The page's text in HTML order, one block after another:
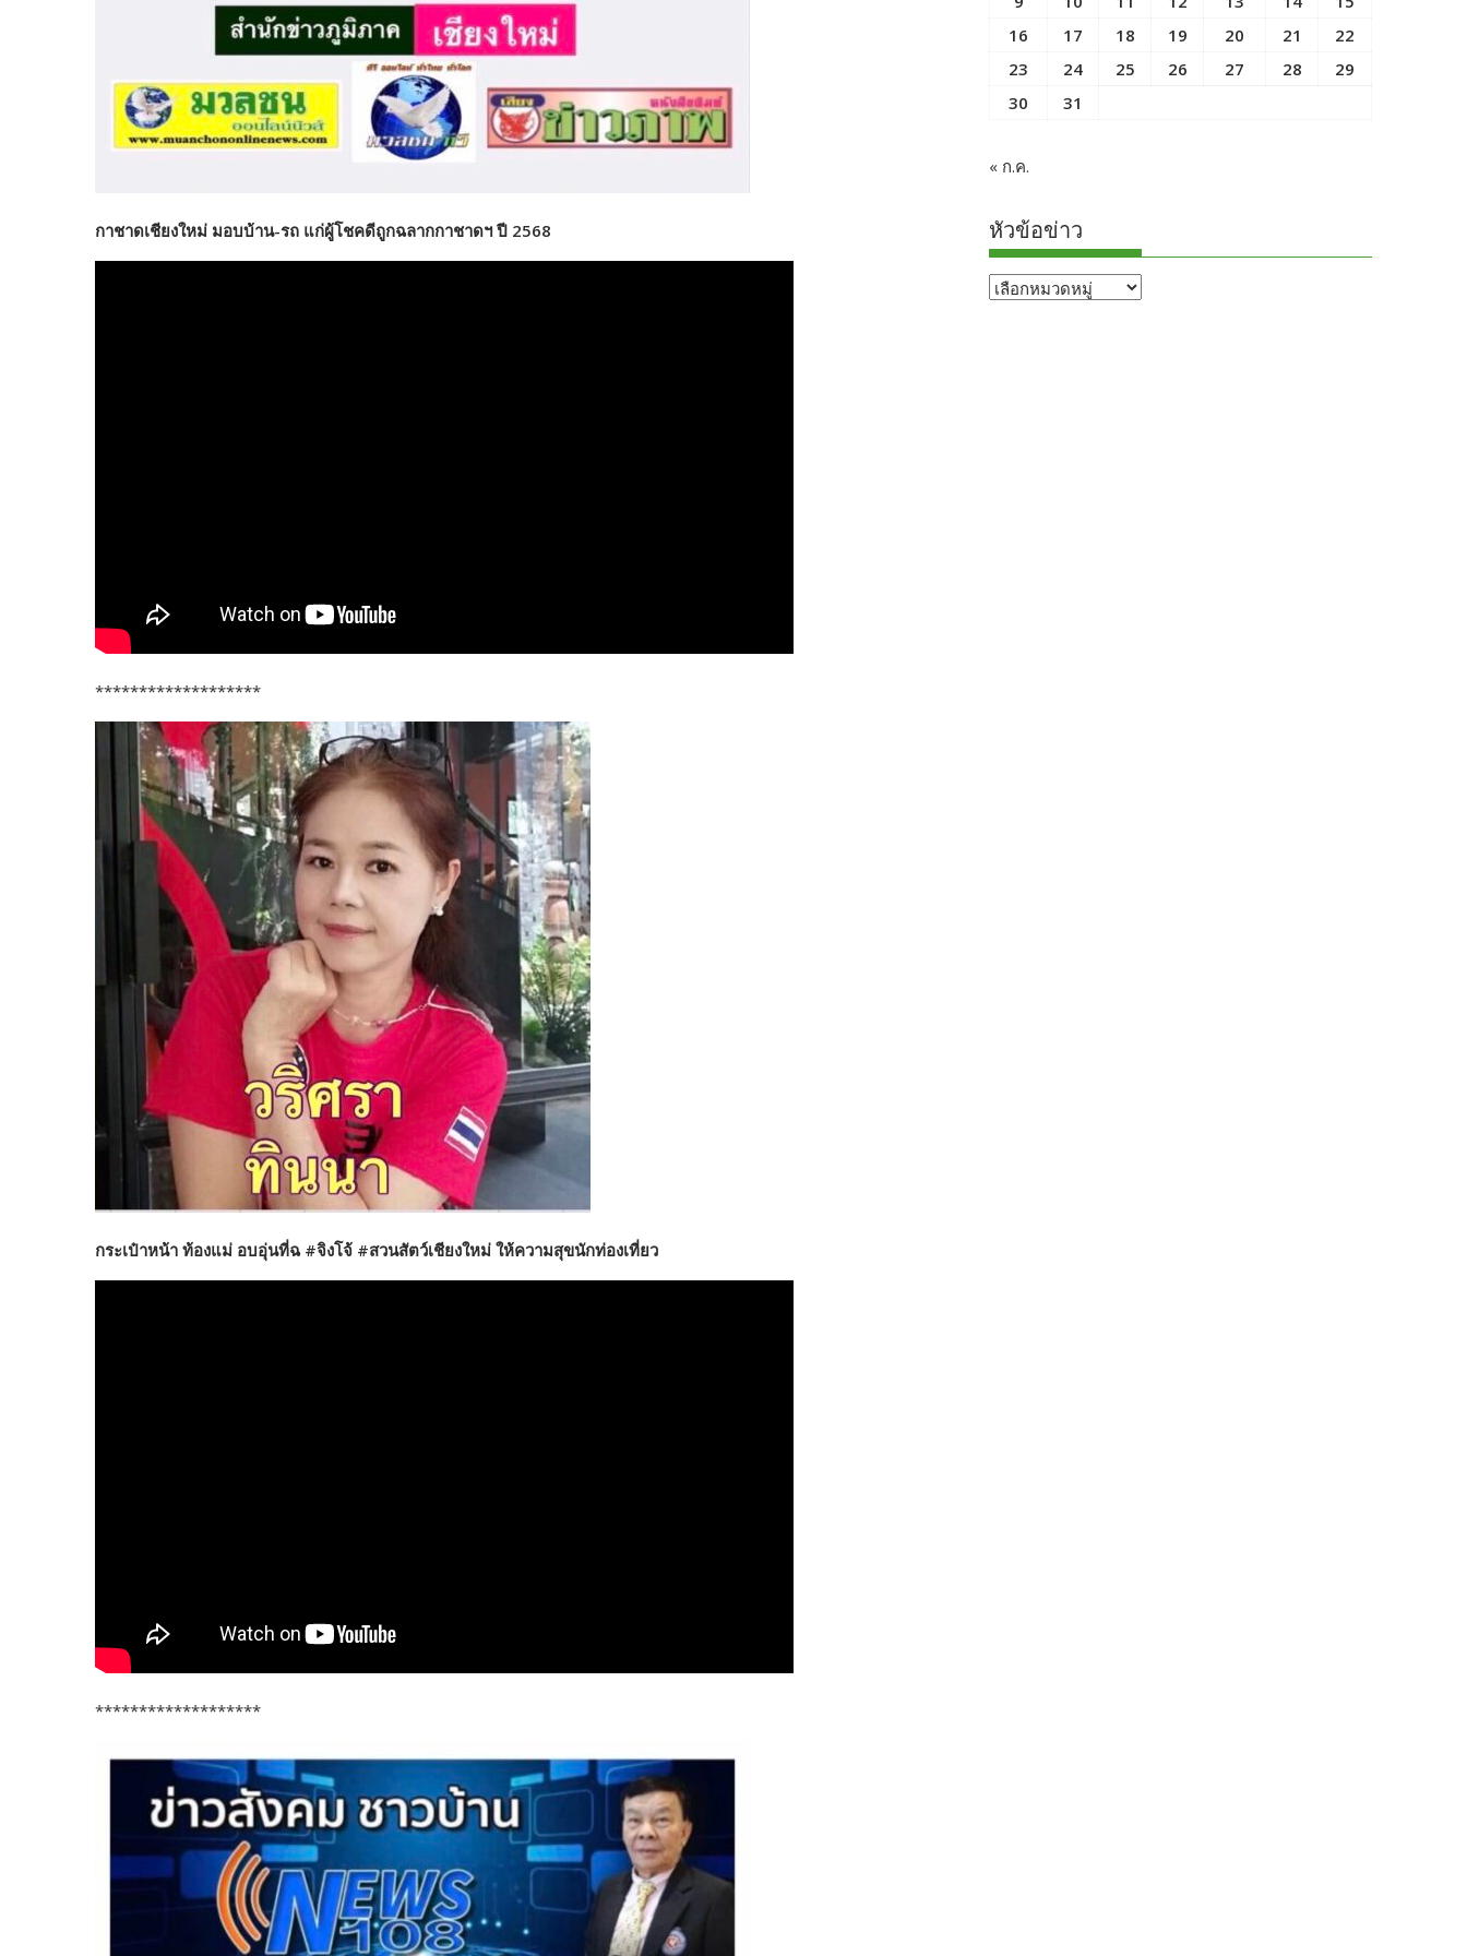
กาชาดเชียงใหม่ มอบบ้าน-รถ แก่ผู้โชคดีถูกฉลากกาชาดฯ ปี 2568
*******************
กระเป๋าหน้า ท้องแม่ อบอุ่นที่ฉ #จิงโจ้ #สวนสัตว์เชียงใหม่ ให้ความสุขนักท่องเที่ยว
*******************
16
17 18 19 20 21
22
23
24 25 26 27 28
29
30
31
« ก.ค.
หัวข้อข่าว
หัวข้อ